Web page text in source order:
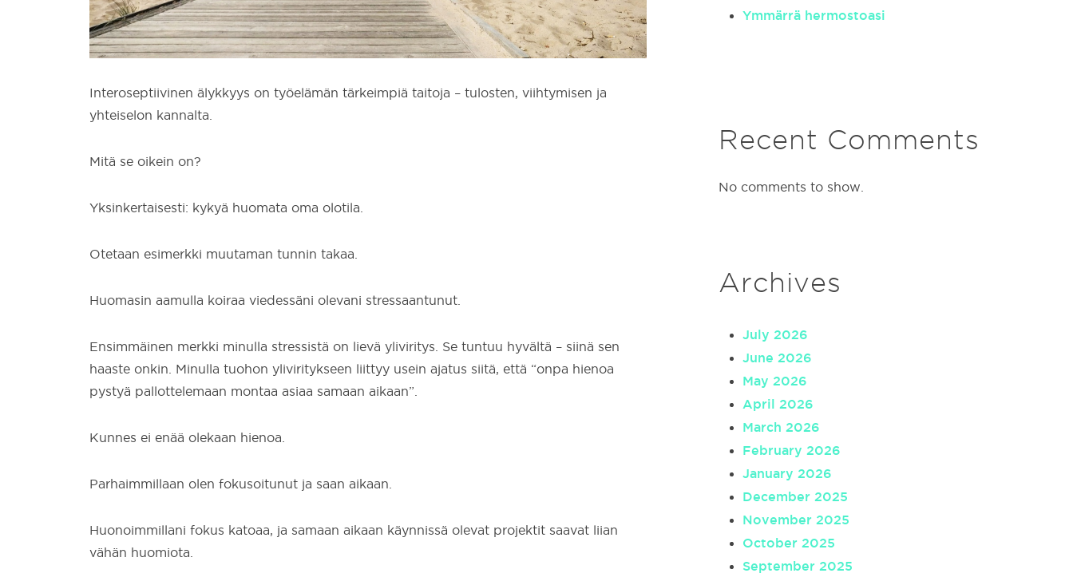
Interoseptiivinen älykkyys on työelämän tärkeimpiä taitoja – tulosten, viihtymisen ja
yhteiselon kannalta.
Mitä se oikein on?
Yksinkertaisesti: kykyä huomata oma olotila.
Otetaan esimerkki muutaman tunnin takaa.
Huomasin aamulla koiraa viedessäni olevani stressaantunut.
Ensimmäinen merkki minulla stressistä on lievä yliviritys. Se tuntuu hyvältä – siinä sen
haaste onkin. Minulla tuohon yliviritykseen liittyy usein ajatus siitä, että “onpa hienoa
pystyä pallottelemaan montaa asiaa samaan aikaan”.
Kunnes ei enää olekaan hienoa.
Parhaimmillaan olen fokusoitunut ja saan aikaan.
Huonoimmillani fokus katoaa, ja samaan aikaan käynnissä olevat projektit saavat liian
vähän huomiota.
Ymmärrä hermostoasi
Recent Comments
No comments to show.
Archives
July 2026
June 2026
May 2026
April 2026
March 2026
February 2026
January 2026
December 2025
November 2025
October 2025
September 2025